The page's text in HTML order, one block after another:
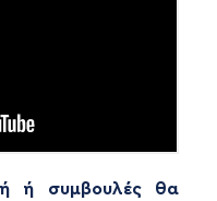
ή συμβουλές θα